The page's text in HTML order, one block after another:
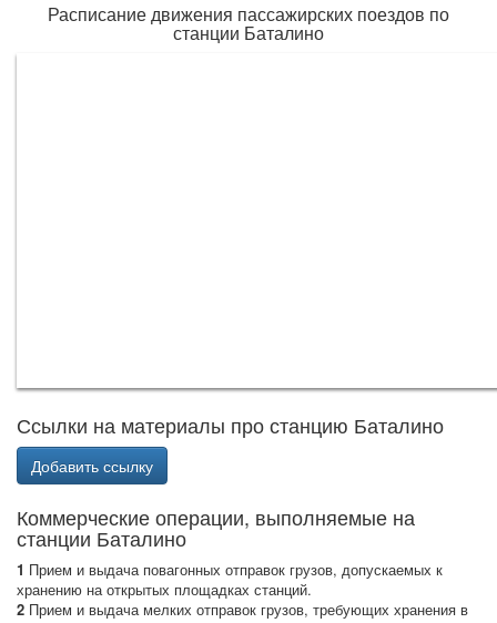
Расписание движения пассажирских поездов по
станции Баталино
Ссылки на материалы про станцию Баталино
Добавить ссылку
Коммерческие операции, выполняемые на
станции Баталино
1 Прием и выдача повагонных отправок грузов, допускаемых к
хранению на открытых площадках станций.
2 Прием и выдача мелких отправок грузов, требующих хранения в